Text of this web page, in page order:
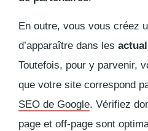
En outre, vous vous créez
d’apparaître dans les
Toutefois, pour y parvenir,
que votre site correspond
SEO de Google. Vérifiez
page et off-page sont